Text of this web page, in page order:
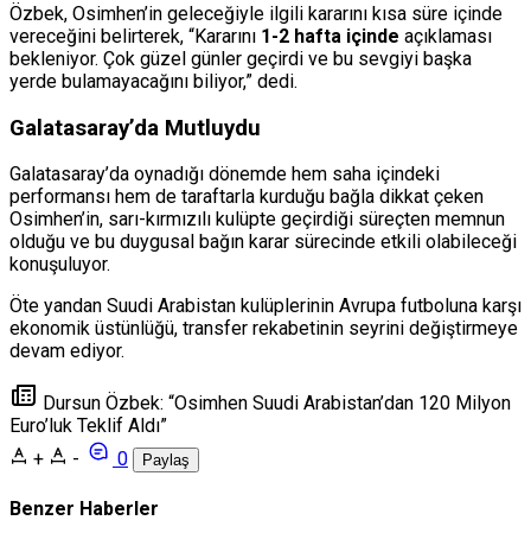
Özbek, Osimhen’in geleceğiyle ilgili kararını kısa süre içinde
vereceğini belirterek, “Kararını 1-2 hafta içinde açıklaması
bekleniyor. Çok güzel günler geçirdi ve bu sevgiyi başka
yerde bulamayacağını biliyor,” dedi.
Galatasaray’da Mutluydu
Galatasaray’da oynadığı dönemde hem saha içindeki
performansı hem de taraftarla kurduğu bağla dikkat çeken
Osimhen’in, sarı-kırmızılı kulüpte geçirdiği süreçten memnun
olduğu ve bu duygusal bağın karar sürecinde etkili olabileceği
konuşuluyor.
Öte yandan Suudi Arabistan kulüplerinin Avrupa futboluna karşı
ekonomik üstünlüğü, transfer rekabetinin seyrini değiştirmeye
devam ediyor.
Dursun Özbek: “Osimhen Suudi Arabistan’dan 120 Milyon
Euro’luk Teklif Aldı”
+
- 0 Paylaş
Benzer Haberler